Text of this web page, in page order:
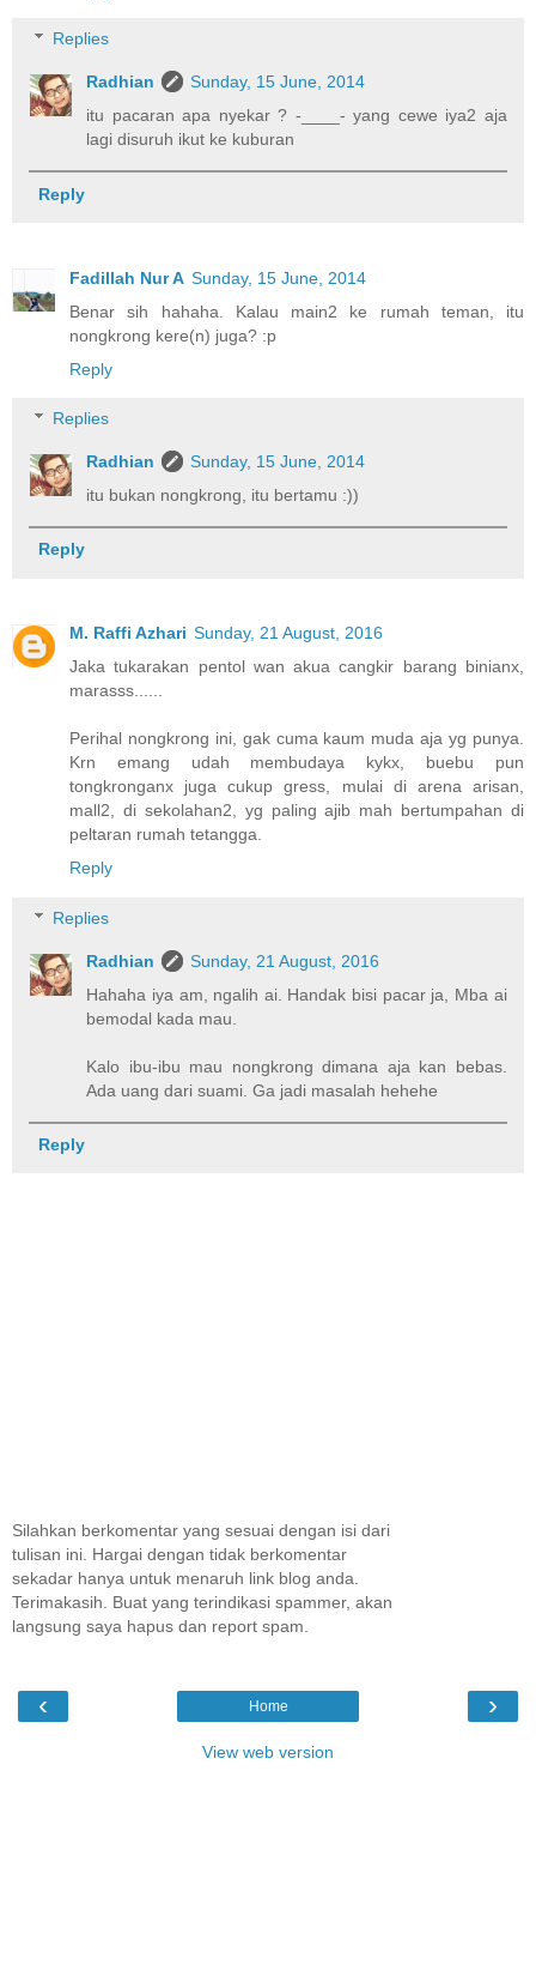
Replies
Radhian
Sunday, 15 June, 2014
itu pacaran apa nyekar ? -____- yang cewe iya2 aja
lagi disuruh ikut ke kuburan
Reply
Fadillah Nur A Sunday, 15 June, 2014
Benar sih hahaha. Kalau main2 ke rumah teman, itu
nongkrong kere(n) juga? :p
Reply
Replies
Radhian
Sunday, 15 June, 2014
itu bukan nongkrong, itu bertamu :))
Reply
M. Raffi Azhari Sunday, 21 August, 2016
Jaka tukarakan pentol wan akua cangkir barang binianx,
marasss......
Perihal nongkrong ini, gak cuma kaum muda aja yg punya.
Krn emang udah membudaya kykx, buebu pun
tongkronganx juga cukup gress, mulai di arena arisan,
mall2, di sekolahan2, yg paling ajib mah bertumpahan di
peltaran rumah tetangga.
Reply
Replies
Radhian
Sunday, 21 August, 2016
Hahaha iya am, ngalih ai. Handak bisi pacar ja, Mba ai
bemodal kada mau.
Kalo ibu-ibu mau nongkrong dimana aja kan bebas.
Ada uang dari suami. Ga jadi masalah hehehe
Reply
Silahkan berkomentar yang sesuai dengan isi dari
tulisan ini. Hargai dengan tidak berkomentar
sekadar hanya untuk menaruh link blog anda.
Terimakasih. Buat yang terindikasi spammer, akan
langsung saya hapus dan report spam.
‹ ›
Home
View web version